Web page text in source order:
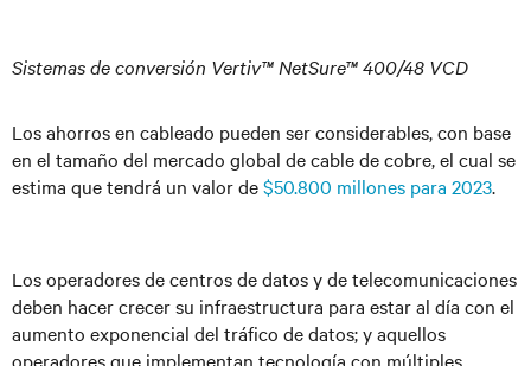
Sistemas de conversión Vertiv™ NetSure™ 400/48 VCD
Los ahorros en cableado pueden ser considerables, con base
en el tamaño del mercado global de cable de cobre, el cual se
estima que tendrá un valor de$50.800 millones para 2023.
Los operadores de centros de datos y de telecomunicaciones
deben hacer crecer su infraestructura para estar al día con el
aumento exponencial del tráfico de datos; y aquellos
operadores que implementan tecnología con múltiples